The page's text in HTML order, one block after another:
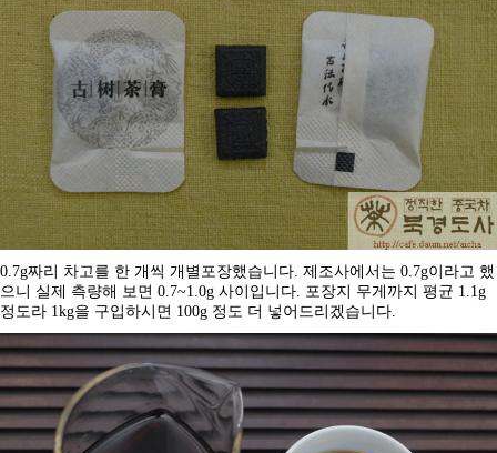
0.7g짜리 차고를 한 개씩 개별포장했습니다 제조사에서는 0.7g이라고 했
으니 실제 측량해 보면 0.7~1.0g 사이입니다 포장지 무게까지 평균 1.1g
정도라 1kg을 구입하시면 100g 정도 더 넣어드리겠습니다